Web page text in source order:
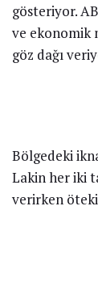
gösteriyor.
ve ekonomik
göz dağı
Bölgedeki
Lakin her iki
verirken öteki